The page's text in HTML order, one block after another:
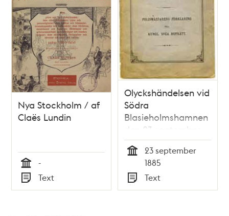
Nya Stockholm / af
Claës Lundin
Tid
-
Typ
Text
Olyckshändelsen vid
Södra
Blasieholmshamnen
den 23 september
1885 :
polismästarens
[Semmy Rubenson]
förklaring till Kungl.
Svea Hofrätt
23 september
1885
Typ
Text